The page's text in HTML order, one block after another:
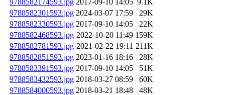
9788582174593.jpg 2017-09-10 14:05 9.1K
9788582301593.jpg 2024-03-07 17:59
29K
9788582330593.jpg 2017-09-10 14:05
22K
9788582468593.jpg 2022-10-20 11:49 159K
9788582781593.jpg 2021-02-22 19:11 211K
9788582851593.jpg 2023-01-16 18:16
28K
9788583391593.jpg 2017-09-10 14:05
51K
9788583432593.jpg 2018-03-27 08:59
60K
9788584000593.jpg 2018-03-21 18:48
48K